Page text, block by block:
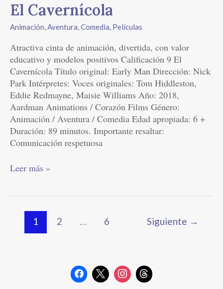
El Cavernícola
Animación,Aventura,Comedia, Películas
Atractiva cinta de animación, divertida, con valor
educativo y modelos positivos Calificación 9 El
Cavernícola Título original: Early Man Dirección: Nick
Park Intérpretes: Voces originales: Tom Hiddleston,
Eddie Redmayne, Maisie Williams Año: 2018,
Aardman Animations / Corazón Films Género:
Animación / Aventura / Comedia Edad apropiada: 6 +
Duración: 89 minutos. Importante resaltar:
Comunicación respetuosa
El
Cavernícola
Leer más »
1 2 … 6 Siguiente →